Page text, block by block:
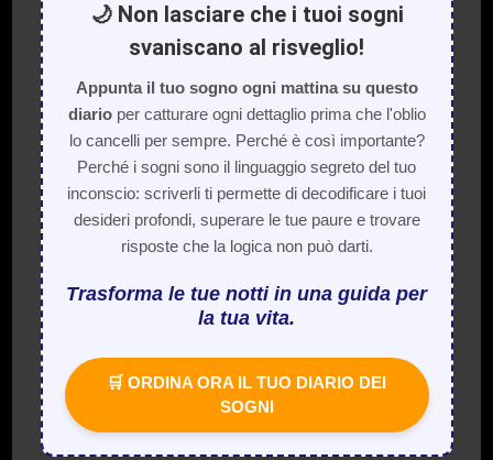
🌙 Non lasciare che i tuoi sogni
svaniscano al risveglio!
Appunta il tuo sogno ogni mattina su questo
diarioper catturare ogni dettaglio prima che l'oblio
lo cancelli per sempre. Perché è così importante?
Perché i sogni sono il linguaggio segreto del tuo
inconscio: scriverli ti permette di decodificare i tuoi
desideri profondi, superare le tue paure e trovare
risposte che la logica non può darti.
Trasforma le tue notti in una guida per
la tua vita.
🛒 ORDINA ORA IL TUO DIARIO DEI
SOGNI